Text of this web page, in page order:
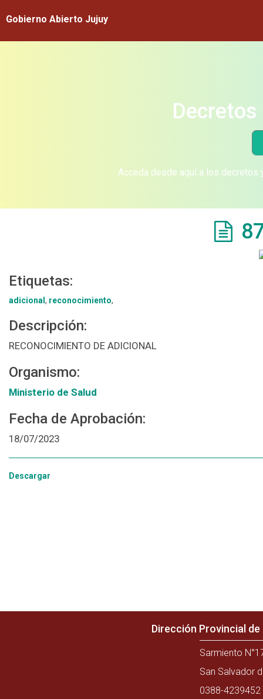
Gobierno Abierto Jujuy
Acceda desde aquí a los
Etiquetas:
adicional , reconocimiento,
Descripción:
RECONOCIMIENTO DE ADICIONAL
Organismo:
Ministerio de Salud
Fecha de Aprobación:
18/07/2023
Descargar
Dirección Provincial
Sarmiento
San Salvador
0388-